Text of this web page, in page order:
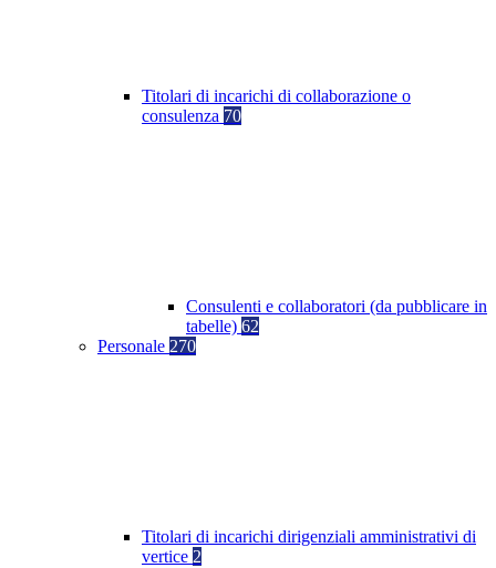
Titolari di incarichi di collaborazione o
consulenza 70
Consulenti e collaboratori (da pubblicare in
tabelle) 62
Personale 270
Titolari di incarichi dirigenziali amministrativi di
vertice 2